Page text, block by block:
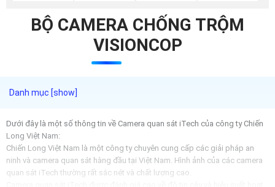
BỘ CAMERA CHỐNG TRỘM
VISIONCOP
Dưới đây là một số thông tin về Camera quan sát iTech của công ty Chiến
Long Việt Nam:
Chiến Long Việt Nam là một công ty chuyên cung cấp các giải pháp an
ninh và camera quan sát hàng đầu tại Việt Nam. Hình ảnh của các camera
quan sát iTech thường rất sắc nét và chất lượng cao.